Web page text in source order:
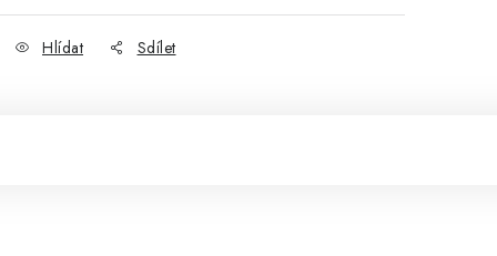
Hlídat Sdílet